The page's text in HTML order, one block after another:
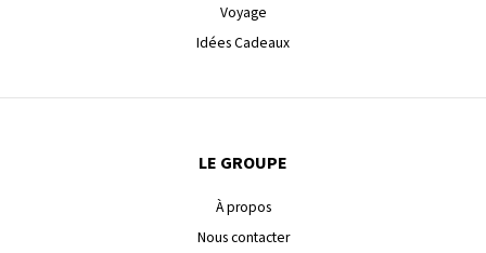
Voyage
Idées Cadeaux
LE GROUPE
À propos
Nous contacter